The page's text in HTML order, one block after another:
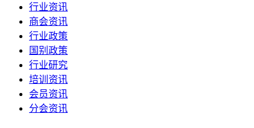
行业资讯
商会资讯
行业政策
国别政策
行业研究
培训资讯
会员资讯
分会资讯